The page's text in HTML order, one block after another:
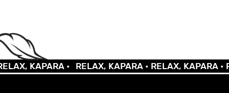
KAPARA • RELAX, KAPARA •RELAX, KAPARA •